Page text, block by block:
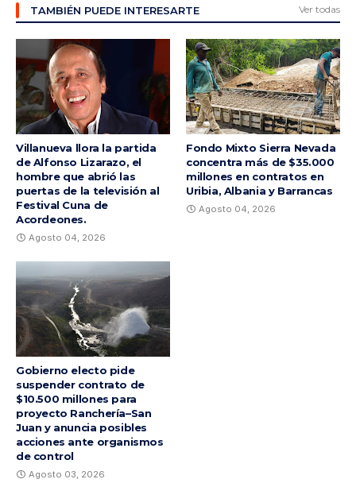
TAMBIÉN PUEDE INTERESARTE Ver todas
Villanueva llora la partida
de Alfonso Lizarazo, el
hombre que abrió las
puertas de la televisión al
Festival Cuna de
Acordeones.
Agosto 04, 2026
Fondo Mixto Sierra Nevada
concentra más de $35.000
millones en contratos en
Uribia, Albania y Barrancas
Agosto 04, 2026
Gobierno electo pide
suspender contrato de
$10.500 millones para
proyecto Ranchería–San
Juan y anuncia posibles
acciones ante organismos
de control
Agosto 03, 2026